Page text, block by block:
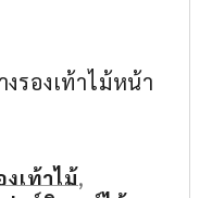
รองเท้าไม้หน้า
เท้าไม้,